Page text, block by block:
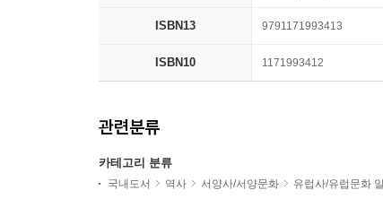
ISBN13 9791171993413
ISBN10 1171993412
관련분류
카테고리 분류
국내도서 역사 서양사/서양문화 유럽사/유럽문화